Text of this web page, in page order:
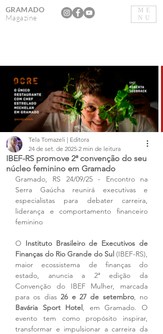
ME
NU
GRAMADO
Magazine
IBEF-RS promove 2ª convenção do seu
núcleo feminino em Gramado
Tela Tomazeli | Editora
24 de set. de 2025 2 min de leitura
Gramado, RS 24/09/25 - Encontro na
Serra Gaúcha reunirá executivas e
especialistas para debater carreira,
liderança e comportamento financeiro
feminino
O Instituto Brasileiro de Executivos de
Finanças do Rio Grande do Sul (IBEF-RS),
maior ecossistema de finanças do
estado, anuncia a 2ª edição da
Convenção do IBEF Mulher, marcada
para os dias 26 e 27 de setembro, no
Bavária Sport Hotel, em Gramado. O
evento tem como propósito inspirar,
transformar e impulsionar a carreira da